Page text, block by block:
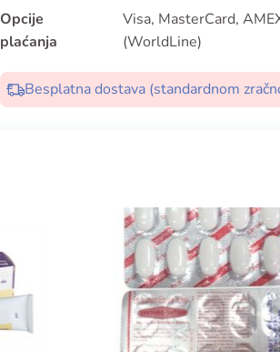
Opcije
plaćanja
Visa, MasterCard,
(WorldLine)
Besplatna dostava (standardnom